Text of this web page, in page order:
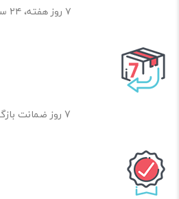
۷ روز هفته، ۲۴ ساعته
7 روز ضمانت بازگشت